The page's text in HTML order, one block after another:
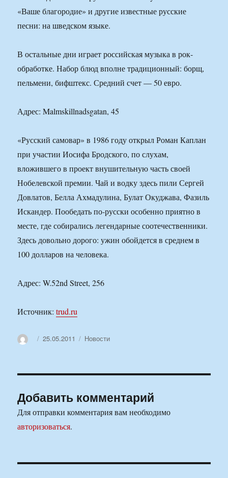
«Ваше благородие» и другие известные русские
песни: на шведском языке.
В остальные дни играет российская музыка в рок-
обработке. Набор блюд вполне традиционный: борщ,
пельмени, бифштекс. Средний счет — 50 евро.
Адрес: Malmskillnadsgatan, 45
«Русский самовар» в 1986 году открыл Роман Каплан
при участии Иосифа Бродского, по слухам,
вложившего в проект внушительную часть своей
Нобелевской премии. Чай и водку здесь пили Сергей
Довлатов, Белла Ахмадулина, Булат Окуджава, Фазиль
Искандер. Пообедать по-русски особенно приятно в
месте, где собирались легендарные соотечественники.
Здесь довольно дорого: ужин обойдется в среднем в
100 долларов на человека.
Адрес: W.52nd Street, 256
Источник:trud.ru
АвторОпубликовано
25.05.2011 Рубрики
Новости
Добавить комментарий
Для отправки комментария вам необходимо
авторизоваться.